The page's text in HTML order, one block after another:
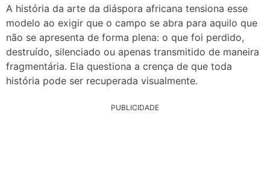
A história da arte da diáspora africana tensiona esse
modelo ao exigir que o campo se abra para aquilo que
não se apresenta de forma plena: o que foi perdido,
destruído, silenciado ou apenas transmitido de maneira
fragmentária. Ela questiona a crença de que toda
história pode ser recuperada visualmente.
PUBLICIDADE